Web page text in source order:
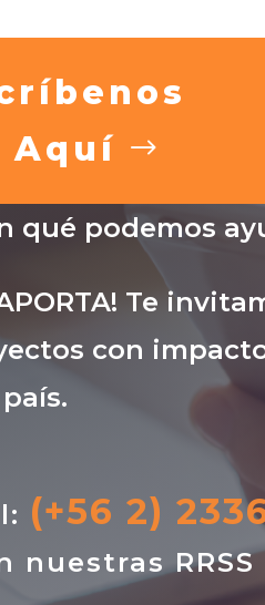
Aquí
qué podemos
Te
con
(+56 2)
nuestras RRSS